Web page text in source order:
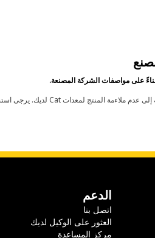
الدعم
اتصل بنا
العثور على الوكيل لديك
مركز المساعدة